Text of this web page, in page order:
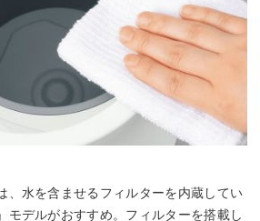
、水を含ませるフィルターを内蔵してい
モデルがおすすめ。フィルターを搭載し